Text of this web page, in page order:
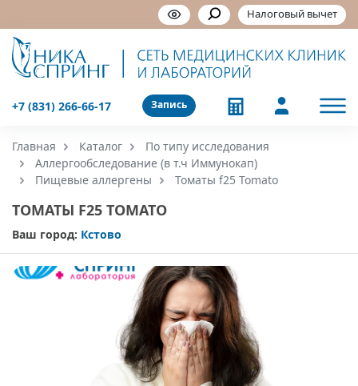
Налоговый вычет
Запись
+7 (831) 266-66-17
Главная Каталог
По типу исследования
Аллергообследование (в т.ч Иммунокап)
Пищевые аллергены
Томаты f25 Tomato
ТОМАТЫ F25 TOMATO
Ваш город: Кстово